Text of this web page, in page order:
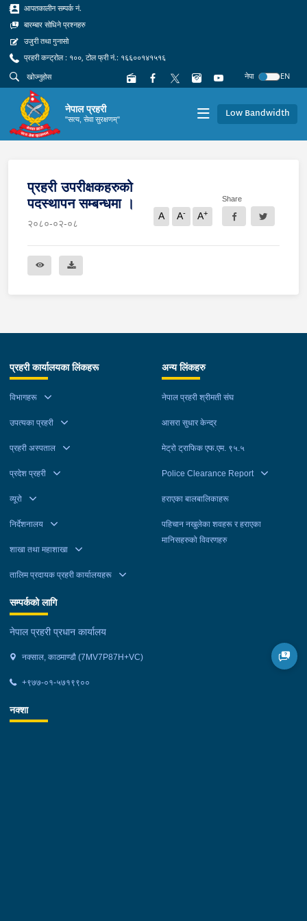
आपतकालीन सम्पर्क नं.
बारम्बार सोधिने प्रश्नहरु
उजुरी तथा गुनासो
प्रहरी कन्ट्रोल : १००, टोल फ्री नं.: १६६००१४१५१६
नेपा
EN
नेपाल प्रहरी
"सत्य, सेवा सुरक्षणम्" Low Bandwidth
प्रहरी उपरीक्षकहरुको
पदस्थापन सम्बन्धमा ।
२०८०-०२-०८
A A- A+
Share
प्रहरी कार्यालयका लिंकहरू
विभागहरू
उपत्यका प्रहरी
प्रहरी अस्पताल
प्रदेश प्रहरी
व्यूरो
निर्देशनालय
शाखा तथा महाशाखा
तालिम प्रदायक प्रहरी कार्यालयहरू
अन्य लिंकहरु
नेपाल प्रहरी श्रीमती संघ
आसरा सुधार केन्द्र
मेट्रो ट्राफिक एफ.एम. ९५.५
Police Clearance Report
हराएका बालबालिकाहरू
पहिचान नखुलेका शवहरू र हराएका
मानिसहरुको विवरणहरु
सम्पर्कको लागि
नेपाल प्रहरी प्रधान कार्यालय
नक्साल, काठमाण्डौ (7MV7P87H+VC)
+९७७-०१-५७१९९००
नक्शा